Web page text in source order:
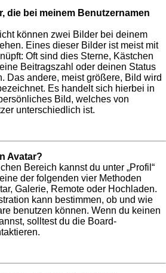
die bei meinem Benutzernamen
können zwei Bilder bei deinem
Eines dieser Bilder ist meist mit
Oft sind dies Sterne, Kästchen
Beitragszahl oder deinen Status
Das andere, meist größere, Bild wird
Es handelt sich hierbei in
Bild, welches von
unterschiedlich ist.
Avatar?
Bereich kannst du unter „Profil“
der folgenden vier Methoden
Galerie, Remote oder Hochladen.
kann bestimmen, ob und wie
benutzen können. Wenn du keinen
solltest du die Board-